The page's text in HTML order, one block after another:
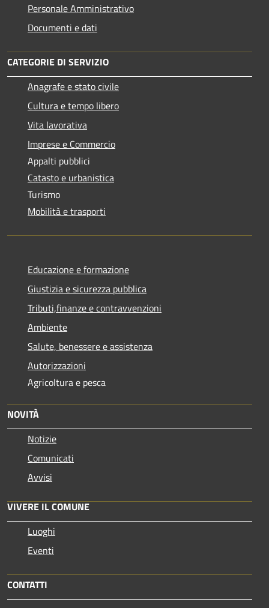
Personale Amministrativo
Documenti e dati
CATEGORIE DI SERVIZIO
Anagrafe e stato civile
Cultura e tempo libero
Vita lavorativa
Imprese e Commercio
Appalti pubblici
Catasto e urbanistica
Turismo
Mobilità e trasporti
Educazione e formazione
Giustizia e sicurezza pubblica
Tributi,finanze e contravvenzioni
Ambiente
Salute, benessere e assistenza
Autorizzazioni
Agricoltura e pesca
NOVITÀ
Notizie
Comunicati
Avvisi
VIVERE IL COMUNE
Luoghi
Eventi
CONTATTI